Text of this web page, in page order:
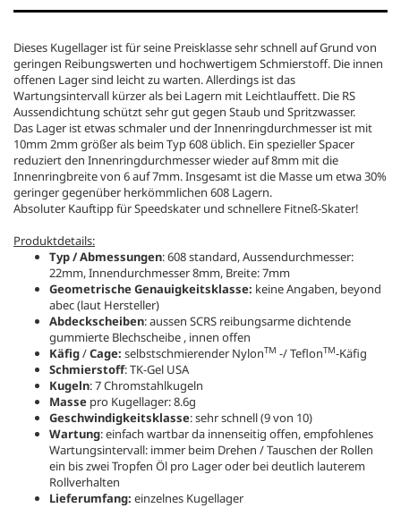
Dieses Kugellager ist für seine Preisklasse sehr schnell auf Grund von
geringen Reibungswerten und hochwertigem Schmierstoff. Die innen
offenen Lager sind leicht zu warten. Allerdings ist das
Wartungsintervall kürzer als bei Lagern mit Leichtlauffett. Die RS
Aussendichtung schützt sehr gut gegen Staub und Spritzwasser.
Das Lager ist etwas schmaler und der Innenringdurchmesser ist mit
10mm 2mm größer als beim Typ 608 üblich. Ein spezieller Spacer
reduziert den Innenringdurchmesser wieder auf 8mm mit die
Innenringbreite von 6 auf 7mm. Insgesamt ist die Masse um etwa 30%
geringer gegenüber herkömmlichen 608 Lagern.
Absoluter Kauftipp für Speedskater und schnellere Fitneß-Skater!
Produktdetails:
Typ / Abmessungen: 608 standard, Aussendurchmesser:
22mm, Innendurchmesser 8mm, Breite: 7mm
Geometrische Genauigkeitsklasse: keine Angaben, beyond
abec (laut Hersteller)
Abdeckscheiben: aussen SCRS reibungsarme dichtende
gummierte Blechscheibe , innen offen
Käfig/Cage: selbstschmierender NylonTM -/ TeflonTM-Käfig
Schmierstoff: TK-Gel USA
Kugeln: 7 Chromstahlkugeln
Masse pro Kugellager: 8.6g
Geschwindigkeitsklasse: sehr schnell (9 von 10)
Wartung: einfach wartbar da innenseitig offen, empfohlenes
Wartungsintervall: immer beim Drehen / Tauschen der Rollen
ein bis zwei Tropfen Öl pro Lager oder bei deutlich lauterem
Rollverhalten
Lieferumfang: einzelnes Kugellager